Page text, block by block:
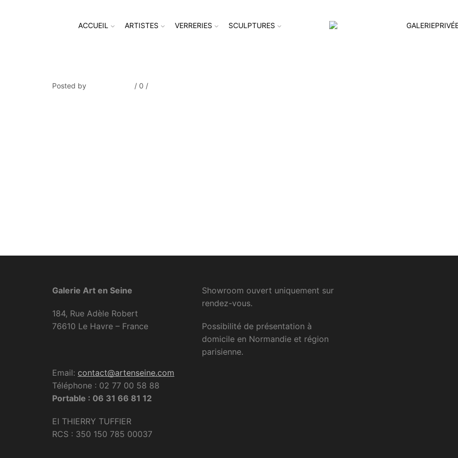
ACCUEIL ARTISTES VERRERIES SCULPTURES
Posted by / 0 /
Galerie Art en Seine
184, Rue Adèle Robert
76610 Le Havre – France
Email: contact@artenseine.com
Téléphone : 02 77 00 58 88
Portable : 06 31 66 81 12
EI THIERRY TUFFIER
RCS : 350 150 785 00037
Showroom ouvert uniquement sur
rendez-vous.
Possibilité de présentation à
domicile en Normandie et région
parisienne.